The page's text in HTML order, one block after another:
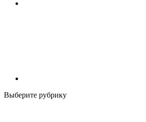
Выберите рубрику